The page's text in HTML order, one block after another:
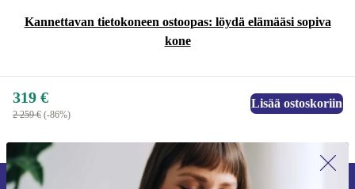
Kannettavan tietokoneen ostoopas: löydä elämääsi sopiva
kone
319 €
2 259 € (-86%)
Lisää ostoskoriin